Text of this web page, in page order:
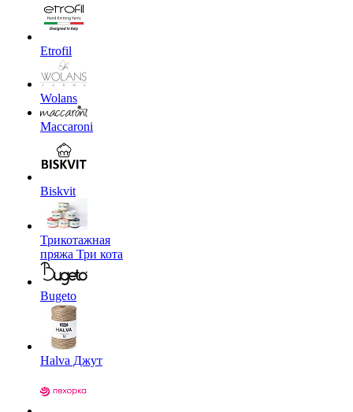
Etrofil
Wolans
Maccaroni
Biskvit
Трикотажная
пряжа Три кота
Bugeto
Halva Джут